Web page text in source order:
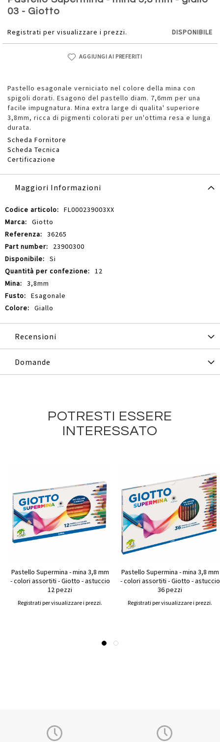
03 - Giotto
Registrati per visualizzare i prezzi. DISPONIBILE
AGGIUNGI AI PREFERITI
Pastello esagonale verniciato nel colore della mina con
spigoli dorati. Esagono del pastello diam. 7,6mm per una
facile impugnatura. Mina extra large di qualita' superiore
3,8mm, ricca di pigmenti colorati per un'ottima resa e lunga
durata.
Scheda Fornitore
Scheda Tecnica
Certificazione
della
galleria
immagini
Maggiori Informazioni
Maggiori
Informazioni
FL000239003XX
Giotto
36265
23900300
Si
12
3,8mm
Esagonale
Giallo
Recensioni
Domande
POTRESTI ESSERE
INTERESSATO
Pastello Supermina - mina 3,8 mm
- colori assortiti - Giotto - astuccio
12 pezzi
Registrati per visualizzare i prezzi.
Pastello Supermina - mina 3,8 mm
- colori assortiti - Giotto - astuccio
36 pezzi
Registrati per visualizzare i prezzi.